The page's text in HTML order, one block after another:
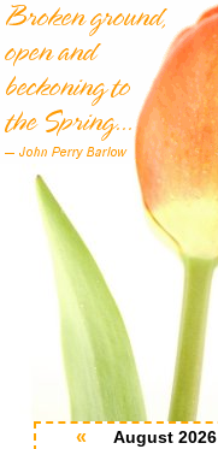
« August 2026